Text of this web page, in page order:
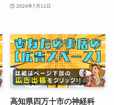
2024年7月11日
高知県四万十市の神経科